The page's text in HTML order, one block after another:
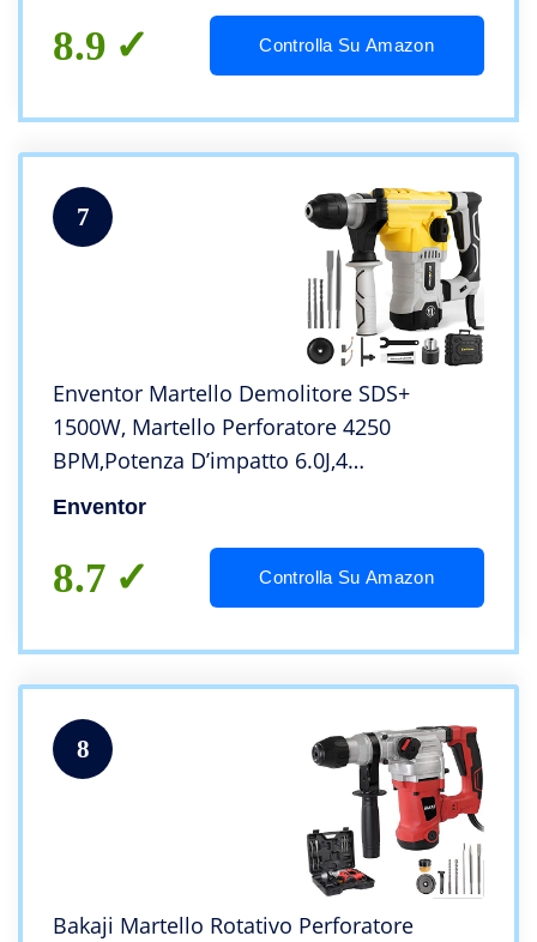
8.9 Controlla Su Amazon
7
Enventor Martello Demolitore SDS+
1500W, Martello Perforatore 4250
BPM,Potenza D’impatto 6.0J,4
Modalità,Capacità di Perforazione:
Legno (40 mm),14 Pezzi
Enventor
8.7 Controlla Su Amazon
8
Bakaji Martello Rotativo Perforatore